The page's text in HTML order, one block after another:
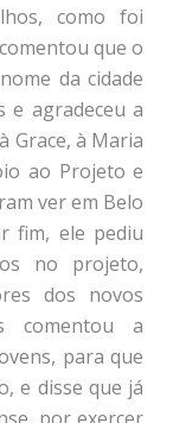
como foi
que o
da cidade
e agradeceu a
Grace, à Maria
ao Projeto e
ver em Belo
fim, ele pediu
no projeto,
dos novos
comentou a
para que
e disse que já
por exercer